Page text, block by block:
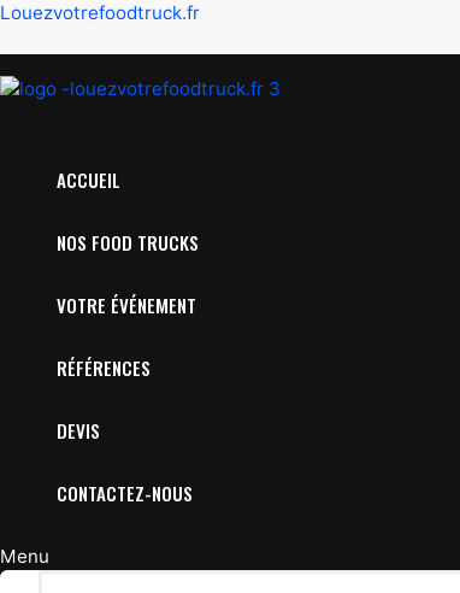
Louezvotrefoodtruck.fr
ACCUEIL
NOS FOOD TRUCKS
VOTRE ÉVÉNEMENT
RÉFÉRENCES
DEVIS
CONTACTEZ-NOUS
Menu